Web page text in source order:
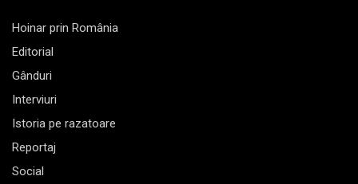
Hoinar prin România
Editorial
Gânduri
Interviuri
Istoria pe razatoare
Reportaj
Social